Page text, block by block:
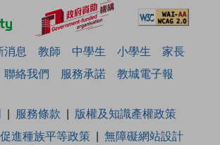
消息 教師 中學生 小學生
家長
聯絡我們 服務承諾 教城電子報
服務條款
版權及知識產權政策
促進種族平等政策 無障礙網站設計